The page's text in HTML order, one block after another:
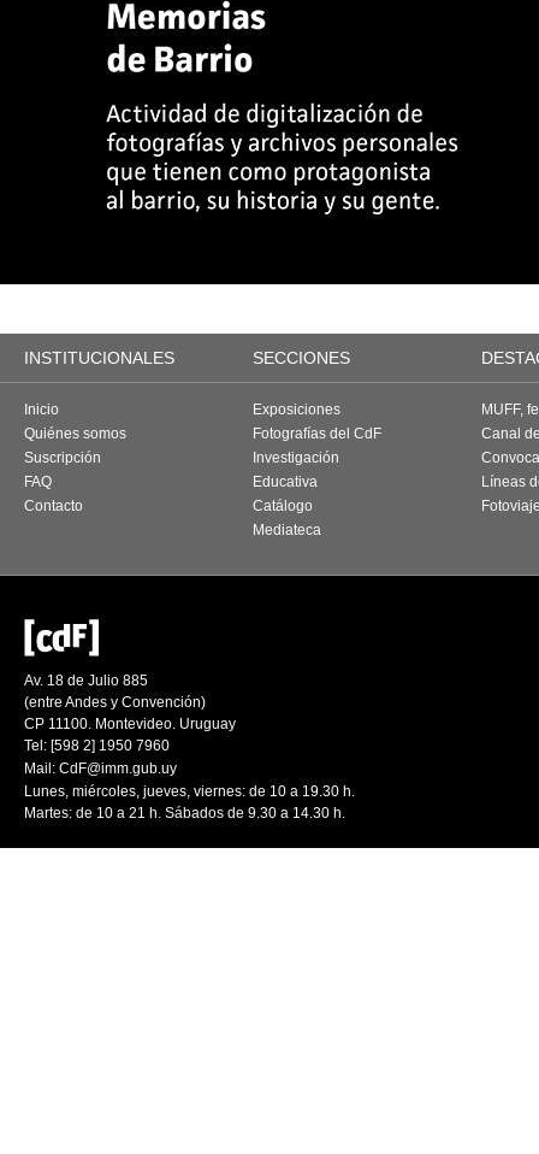
INSTITUCIONALES SECCIONES
Inicio
Quiénes somos
Suscripción
FAQ
Contacto
Exposiciones
Fotografías del CdF
Investigación
Educativa
Catálogo
Mediateca
MUFF,
Canal
Líneas
Av. 18 de Julio 885
(entre Andes y Convención)
CP 11100. Montevideo. Uruguay
Tel: [598 2] 1950 7960
Mail: CdF@imm.gub.uy
Lunes, miércoles, jueves, viernes: de 10 a 19.30 h.
Martes: de 10 a 21 h. Sábados de 9.30 a 14.30 h.